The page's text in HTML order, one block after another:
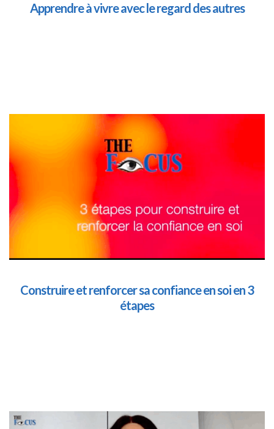
Apprendre à vivre avec le regard des autres
Construire et renforcer sa confiance en soi en 3
étapes